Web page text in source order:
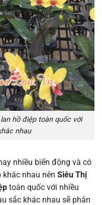
hồ điệp toàn quốc với
nhau
nhiều biến động và có
khác nhau nên Siêu Thị
toàn quốc với nhiều
sắc khác nhau sẽ phân